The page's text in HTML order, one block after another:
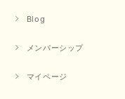
Blog
メンバーシップ
マイページ